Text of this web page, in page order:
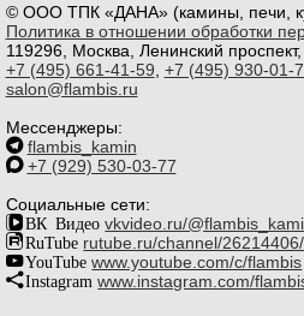
© ООО ТПК «ДАНА» (камины, печи,
Политика в отношении обработки
119296, Москва, Ленинский
+7 (495) 661-41-59 +7 (495) 930-01-
salon@flambis.ru
Мессенджеры:
flambis_kamin
+7 (929) 530-03-77
Социальные сети:
ВК Видео vkvideo.ru/
RuTube rutube.ru/channel/26214406/
YouTube www.youtube.com/c/flambis
Instagram www.instagram.com/